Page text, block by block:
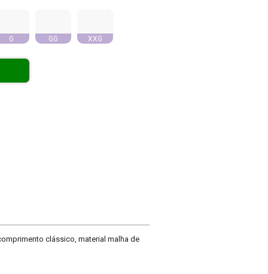
G GG XXG
clássico, material malha de